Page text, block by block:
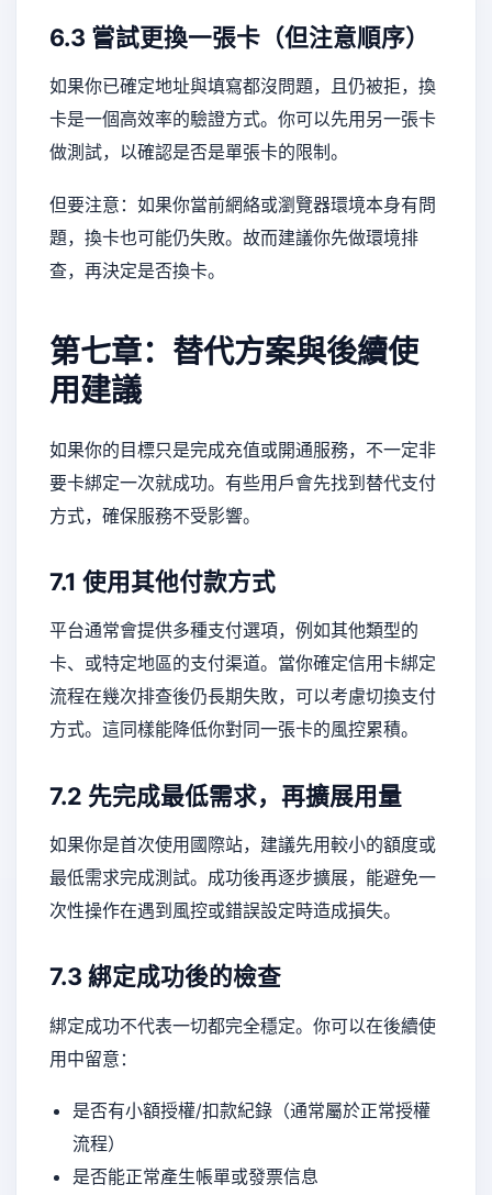
6.3 嘗試更換一張卡（但注意順序）
如果你已確定地址與填寫都沒問題，且仍被拒，換
卡是一個高效率的驗證方式。你可以先用另一張卡
做測試，以確認是否是單張卡的限制。
但要注意：如果你當前網絡或瀏覽器環境本身有問
題，換卡也可能仍失敗。故而建議你先做環境排
查，再決定是否換卡。
第七章：替代方案與後續使
用建議
如果你的目標只是完成充值或開通服務，不一定非
要卡綁定一次就成功。有些用戶會先找到替代支付
方式，確保服務不受影響。
7.1 使用其他付款方式
平台通常會提供多種支付選項，例如其他類型的
卡、或特定地區的支付渠道。當你確定信用卡綁定
流程在幾次排查後仍長期失敗，可以考慮切換支付
方式。這同樣能降低你對同一張卡的風控累積。
7.2 先完成最低需求，再擴展用量
如果你是首次使用國際站，建議先用較小的額度或
最低需求完成測試。成功後再逐步擴展，能避免一
次性操作在遇到風控或錯誤設定時造成損失。
7.3 綁定成功後的檢查
綁定成功不代表一切都完全穩定。你可以在後續使
用中留意：
是否有小額授權/扣款紀錄（通常屬於正常授權
流程）
是否能正常產生帳單或發票信息